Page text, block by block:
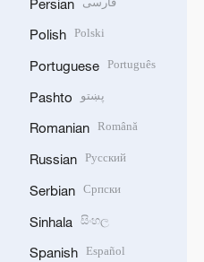
Polish Polski
Portuguese Português
Pashto پښتو
Romanian Română
Russian Русский
Serbian Српски
Sinhala සිංහල
Spanish Español